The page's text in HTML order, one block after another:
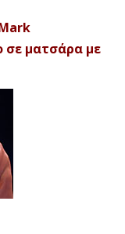
σε ματσάρα με